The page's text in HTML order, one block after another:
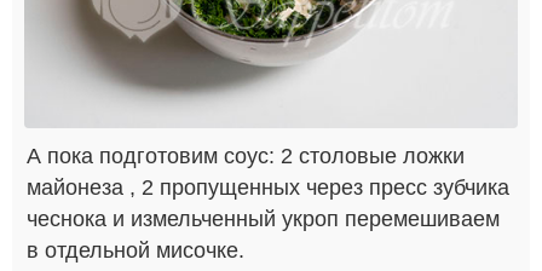
А пока подготовим соус: 2 столовые ложки
майонеза , 2 пропущенных через пресс зубчика
чеснока и измельченный укроп перемешиваем
в отдельной мисочке.